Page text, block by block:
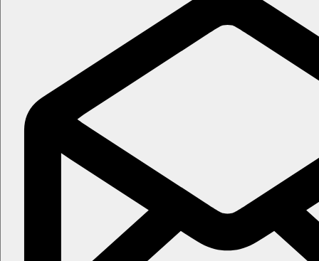
V Řecku je povinnost hradit klimatickou taxu v závislosti na
aktivit může být ovlivněna zavedením případných
Vzdálenosti
Vzdálenost k pláži
Vzdálenost od nejbližšího letiště